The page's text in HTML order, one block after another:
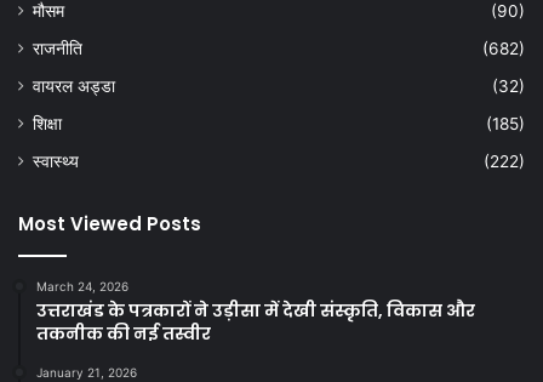
मौसम
(90)
राजनीति
(682)
वायरल अड्डा
(32)
शिक्षा
(185)
स्वास्थ्य
(222)
Most Viewed Posts
March 24, 2026
उत्तराखंड के पत्रकारों ने उड़ीसा में देखी संस्कृति, विकास और
तकनीक की नई तस्वीर
January 21, 2026